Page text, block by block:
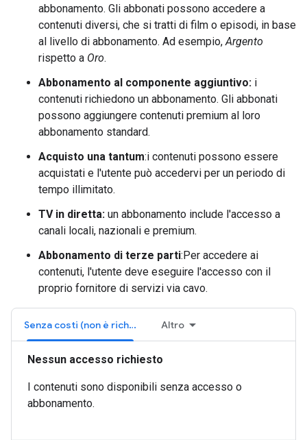
abbonamento. Gli abbonati possono accedere a
contenuti diversi, che si tratti di film o episodi, in base
al livello di abbonamento. Ad esempio,Argento
rispetto a Oro.
Abbonamento al componente aggiuntivo: i
contenuti richiedono un abbonamento. Gli abbonati
possono aggiungere contenuti premium al loro
abbonamento standard.
Acquisto una tantum:i contenuti possono essere
acquistati e l'utente può accedervi per un periodo di
tempo illimitato.
TV in diretta: un abbonamento include l'accesso a
canali locali, nazionali e premium.
Abbonamento di terze parti:Per accedere ai
contenuti, l'utente deve eseguire l'accesso con il
proprio fornitore di servizi via cavo.
Senza costi (non è richiesto l'accesso) Altro
Nessun accesso richiesto
I contenuti sono disponibili senza accesso o
abbonamento.